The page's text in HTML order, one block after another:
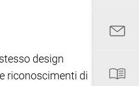
design
riconoscimenti di